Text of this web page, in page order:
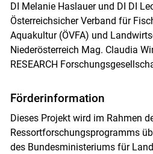
DI Melanie Haslauer und DI DI
Österreichsicher Verband für
Aquakultur (ÖVFA) und
Niederösterreich Mag. Claudia
RESEARCH
Förderinformation
Dieses Projekt wird im Rahmen
Ressortforschungsprogramms
des Bundesministeriums für